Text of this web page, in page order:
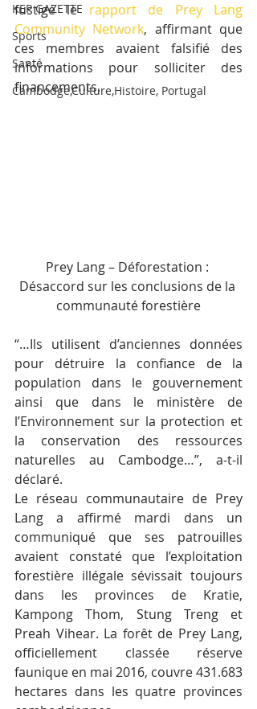
KEP GAZETTE
Sports
Santé
Cambodge,Culture,Histoire, Portugal
fustigé le rapport de Prey Lang
Community Network, affirmant que
ces membres avaient falsifié des
informations pour solliciter des
financements.
Prey Lang – Déforestation :
Désaccord sur les conclusions de la
communauté forestière
“…Ils utilisent d’anciennes données
pour détruire la confiance de la
population dans le gouvernement
ainsi que dans le ministère de
l’Environnement sur la protection et
la conservation des ressources
naturelles au Cambodge…”, a-t-il
déclaré.
Le réseau communautaire de Prey
Lang a affirmé mardi dans un
communiqué que ses patrouilles
avaient constaté que l’exploitation
forestière illégale sévissait toujours
dans les provinces de Kratie,
Kampong Thom, Stung Treng et
Preah Vihear. La forêt de Prey Lang,
officiellement classée réserve
faunique en mai 2016, couvre 431.683
hectares dans les quatre provinces